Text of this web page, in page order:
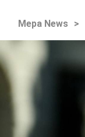
Mepa News >